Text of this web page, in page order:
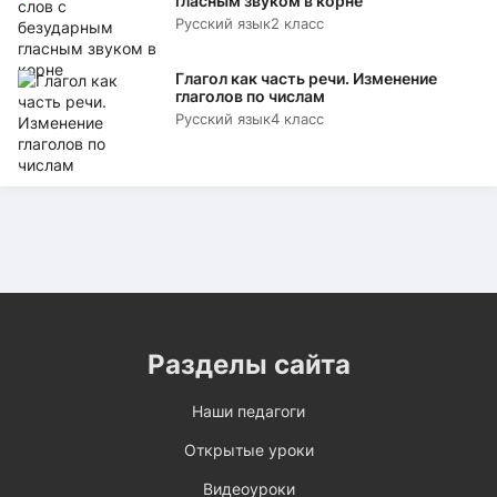
Русский язык2 класс
Глагол как часть речи. Изменение
глаголов по числам
Русский язык4 класс
Разделы сайта
Наши педагоги
Открытые уроки
Видеоуроки